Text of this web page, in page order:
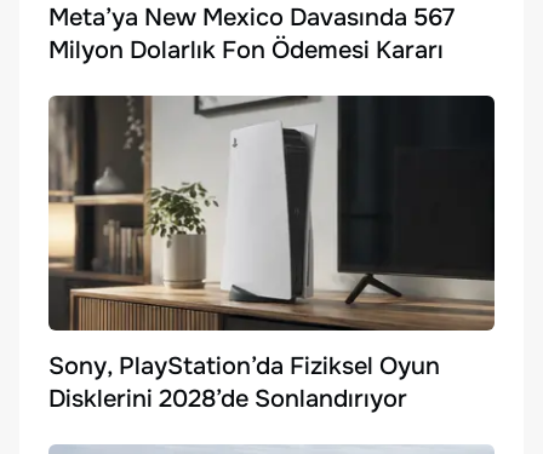
Meta’ya New Mexico Davasında 567
Milyon Dolarlık Fon Ödemesi Kararı
Sony, PlayStation’da Fiziksel Oyun
Disklerini 2028’de Sonlandırıyor